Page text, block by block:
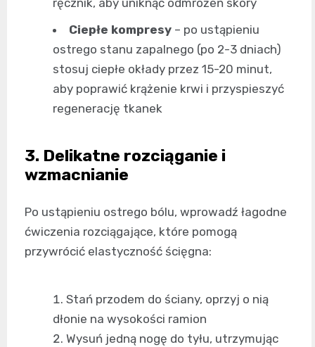
ręcznik, aby uniknąć odmrożeń skóry
Ciepłe kompresy – po ustąpieniu
ostrego stanu zapalnego (po 2-3 dniach)
stosuj ciepłe okłady przez 15-20 minut,
aby poprawić krążenie krwi i przyspieszyć
regenerację tkanek
3. Delikatne rozciąganie i
wzmacnianie
Po ustąpieniu ostrego bólu, wprowadź łagodne
ćwiczenia rozciągające, które pomogą
przywrócić elastyczność ścięgna:
Stań przodem do ściany, oprzyj o nią
dłonie na wysokości ramion
Wysuń jedną nogę do tyłu, utrzymując